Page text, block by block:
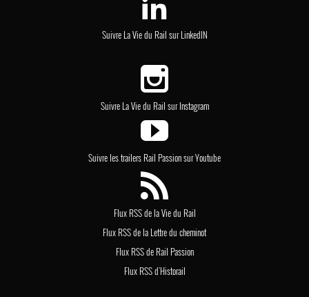
Suivre La Vie du Rail sur LinkedIN
Suivre La Vie du Rail sur Instagram
Suivre les trailers Rail Passion sur Youtube
Flux RSS de la Vie du Rail
Flux RSS de la Lettre du cheminot
Flux RSS de Rail Passion
Flux RSS d'Historail